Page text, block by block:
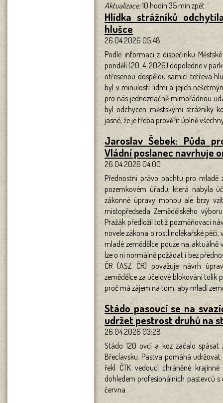
Aktualizace:10 hodin 35 min zpět
Hlídka strážníků
hlušce
26.04.2026 05:48
Podle informací z dispečinku
pondělí (20. 4. 2026) dopoledne v
otřesenou dospělou samici tetřeva
byl v minulosti lidmi a jejich
pro nás jednoznačně mimořádnou
byl odchycen městskými strážníky
jasné, že je třeba prověřit úplně
Jaroslav Šebek: Půda
Vládní poslanec navrhuje
26.04.2026 04:00
Přednostní právo pachtu pro mladé
pozemkovém úřadu, která nabyla
zákonné úpravy mohou ale brzy
místopředseda Zemědělského
Pražák předložil totiž pozměňovací
novele zákona o rostlinolékařské
mladé zemědělce pouze na aktuálně
lze o ni normálně požádat i bez
ČR (ASZ ČR) považuje návrh
zemědělce za účelové blokování tolik
proč má zájem na tom, aby mladí
Stádo pasoucí se na
udržet pestrost druhů na
26.04.2026 03:28
Stádo 120 ovcí a koz začalo
Břeclavsku. Pastva pomáhá
řekl ČTK vedoucí chráněné
dohledem profesionálních pastevců
června.